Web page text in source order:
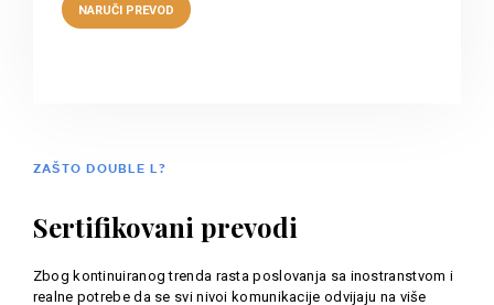
ZAŠTO DOUBLE L?
Sertifikovani prevodi
Zbog kontinuiranog trenda rasta poslovanja sa inostranstvom i
realne potrebe da se svi nivoi komunikacije odvijaju na više